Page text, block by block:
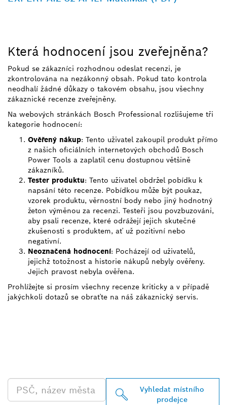
Která hodnocení jsou zveřejněna?
Pokud se zákazníci rozhodnou odeslat recenzi, je
zkontrolována na nezákonný obsah. Pokud tato kontrola
neodhalí žádné důkazy o takovém obsahu, jsou všechny
zákaznické recenze zveřejněny.
Na webových stránkách Bosch Professional rozlišujeme tři
kategorie hodnocení:
Ověřený nákup: Tento uživatel zakoupil produkt přímo
z našich oficiálních internetových obchodů Bosch
Power Tools a zaplatil cenu dostupnou většině
zákazníků.
Tester produktu: Tento uživatel obdržel pobídku k
napsání této recenze. Pobídkou může být poukaz,
vzorek produktu, věrnostní body nebo jiný hodnotný
žeton výměnou za recenzi. Testeři jsou povzbuzováni,
aby psali recenze, které odrážejí jejich skutečné
zkušenosti s produktem, ať už pozitivní nebo
negativní.
Neoznačená hodnocení: Pocházejí od uživatelů,
jejichž totožnost a historie nákupů nebyly ověřeny.
Jejich pravost nebyla ověřena.
Prohlížejte si prosím všechny recenze kriticky a v případě
jakýchkoli dotazů se obraťte na náš zákaznický servis.
Vyhledat místního
prodejce